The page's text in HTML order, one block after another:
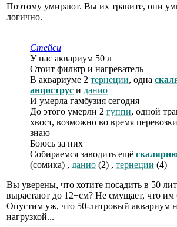
Поэтому умирают. Вы их травите, они
логично.
Стейси
У нас аквариум 50 л
Стоит фильтр и нагреватель
В аквариуме 2 тернеции, одна
анциструс и данио
И умерла гамбузия сегодня
До этого умерли 2 гуппи, одной
хвост, возможно во время
знаю
Боюсь за них
Собираемся заводить ещë
(сомика) , данио (2) , тернеции (4)
Вы уверены, что хотите посадить в 50
вырастают до 12+см? Не смущает, что им
Опустим уж, что 50-литровый аквариум
нагрузкой...